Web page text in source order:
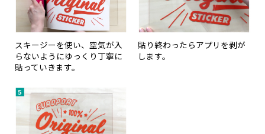
スキージーを使い、空気が入
らないようにゆっくり丁寧に
貼っていきます。
貼り終わったらアプリを剥が
します。